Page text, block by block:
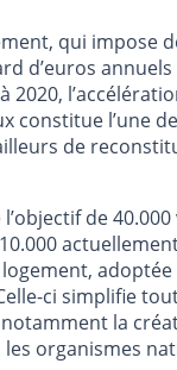
qui impose
d’euros annuels
2020,
constitue l’une
de
l’objectif de
ci simplifie
la
les organismes